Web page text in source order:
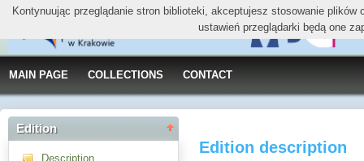
MAIN PAGE COLLECTIONS CONTACT
Edition
Description
Edition description
Kontynuując przeglądanie stron biblioteki, akceptujesz stosowanie
ustawień przeglądarki będą one